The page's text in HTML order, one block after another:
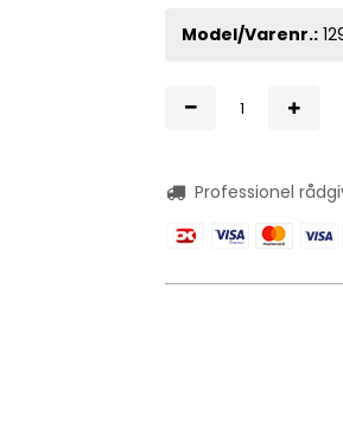
Model/Varenr.:
Professionel